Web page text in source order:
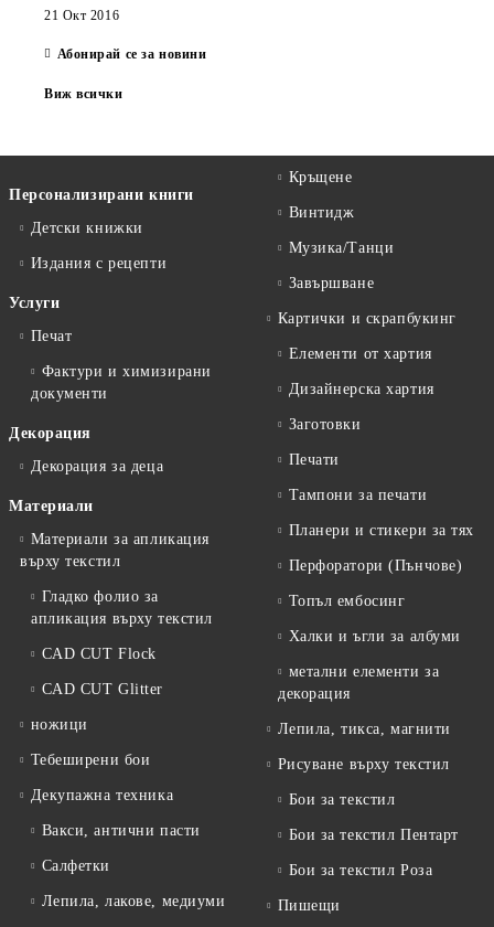
21 Окт 2016
Абонирай се за новини
Виж всички
Персонализирани книги
Детски книжки
Издания с рецепти
Услуги
Печат
Фактури и химизирани
документи
Декорация
Декорация за деца
Материали
Материали за апликация
върху текстил
Гладко фолио за
апликация върху текстил
CAD CUT Flock
CAD CUT Glitter
ножици
Тебеширени бои
Декупажна техника
Вакси, антични пасти
Салфетки
Лепила, лакове, медиуми
Кръщене
Винтидж
Музика/Танци
Завършване
Картички и скрапбукинг
Елементи от хартия
Дизайнерска хартия
Заготовки
Печати
Тампони за печати
Планери и стикери за тях
Перфоратори (Пънчове)
Топъл ембосинг
Халки и ъгли за албуми
метални елементи за
декорация
Лепила, тикса, магнити
Рисуване върху текстил
Бои за текстил
Бои за текстил Пентарт
Бои за текстил Роза
Пишещи